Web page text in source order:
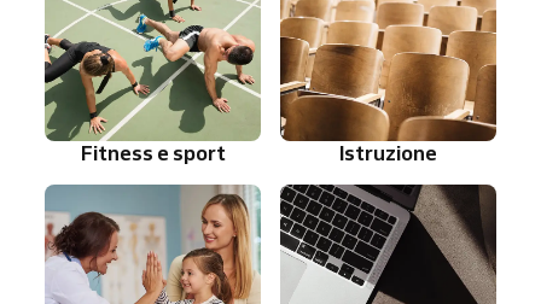
Fitness e sport Istruzione